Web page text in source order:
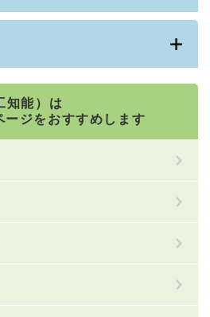
知能）は
ージをおすすめします